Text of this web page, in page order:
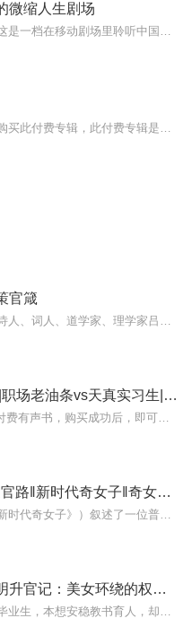
微缩人生剧场
官箴
一路顺风|职场恋爱|职场老油条vs天真实习生|多人有声剧
官场情商小说‖情途官路‖新时代奇女子‖奇女升官
【免费】爆更丨张明升官记：美女环绕的权谋之路丨官场